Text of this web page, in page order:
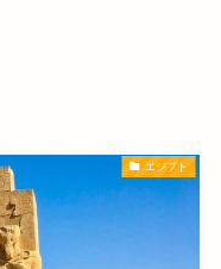
エジプト